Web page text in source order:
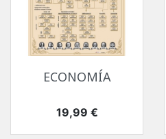
ECONOMÍA
Precio
19,99 €